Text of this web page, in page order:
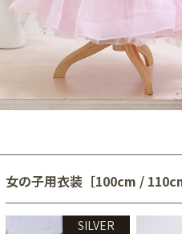
女の子用衣装［100cm /
SILVER